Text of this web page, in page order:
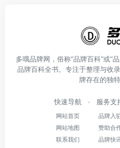
多哦品牌网，俗称“品牌百科”或“
品牌百科全书。专注于整理与收
牌存在的独特
快速导航
网站首页
网站地图
联系我们
服务支
品牌入
赞助合
品牌快